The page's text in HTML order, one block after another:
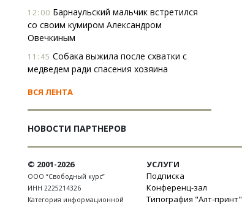
12:00 Барнаульский мальчик встретился
со своим кумиром Александром
Овечкиным
11:45 Собака выжила после схватки с
медведем ради спасения хозяина
ВСЯ ЛЕНТА
НОВОСТИ ПАРТНЕРОВ
© 2001-2026
ООО “Свободный курс”
ИНН 2225214326
Категория информационной
УСЛУГИ
Подписка
Конференц-зал
Типография "Алт-принт"